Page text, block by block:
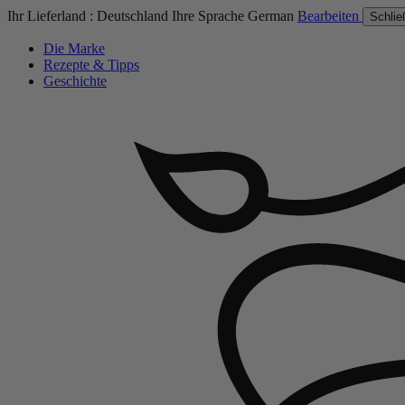
Ihr Lieferland : Deutschland Ihre Sprache German Bearbeiten
Die Marke
Rezepte & Tipps
Geschichte